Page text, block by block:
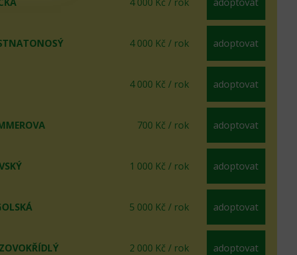
4 000 Kč / rok adoptovat
4 000 Kč / rok adoptovat
700 Kč / rok adoptovat
1 000 Kč / rok adoptovat
5 000 Kč / rok adoptovat
2 000 Kč / rok adoptovat